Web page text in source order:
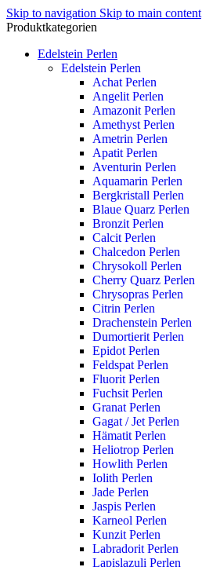
Skip to navigation Skip to main content
Produktkategorien
Edelstein Perlen
Edelstein Perlen
Achat Perlen
Angelit Perlen
Amazonit Perlen
Amethyst Perlen
Ametrin Perlen
Apatit Perlen
Aventurin Perlen
Aquamarin Perlen
Bergkristall Perlen
Blaue Quarz Perlen
Bronzit Perlen
Calcit Perlen
Chalcedon Perlen
Chrysokoll Perlen
Cherry Quarz Perlen
Chrysopras Perlen
Citrin Perlen
Drachenstein Perlen
Dumortierit Perlen
Epidot Perlen
Feldspat Perlen
Fluorit Perlen
Fuchsit Perlen
Granat Perlen
Gagat / Jet Perlen
Hämatit Perlen
Heliotrop Perlen
Howlith Perlen
Iolith Perlen
Jade Perlen
Jaspis Perlen
Karneol Perlen
Kunzit Perlen
Labradorit Perlen
Lapislazuli Perlen